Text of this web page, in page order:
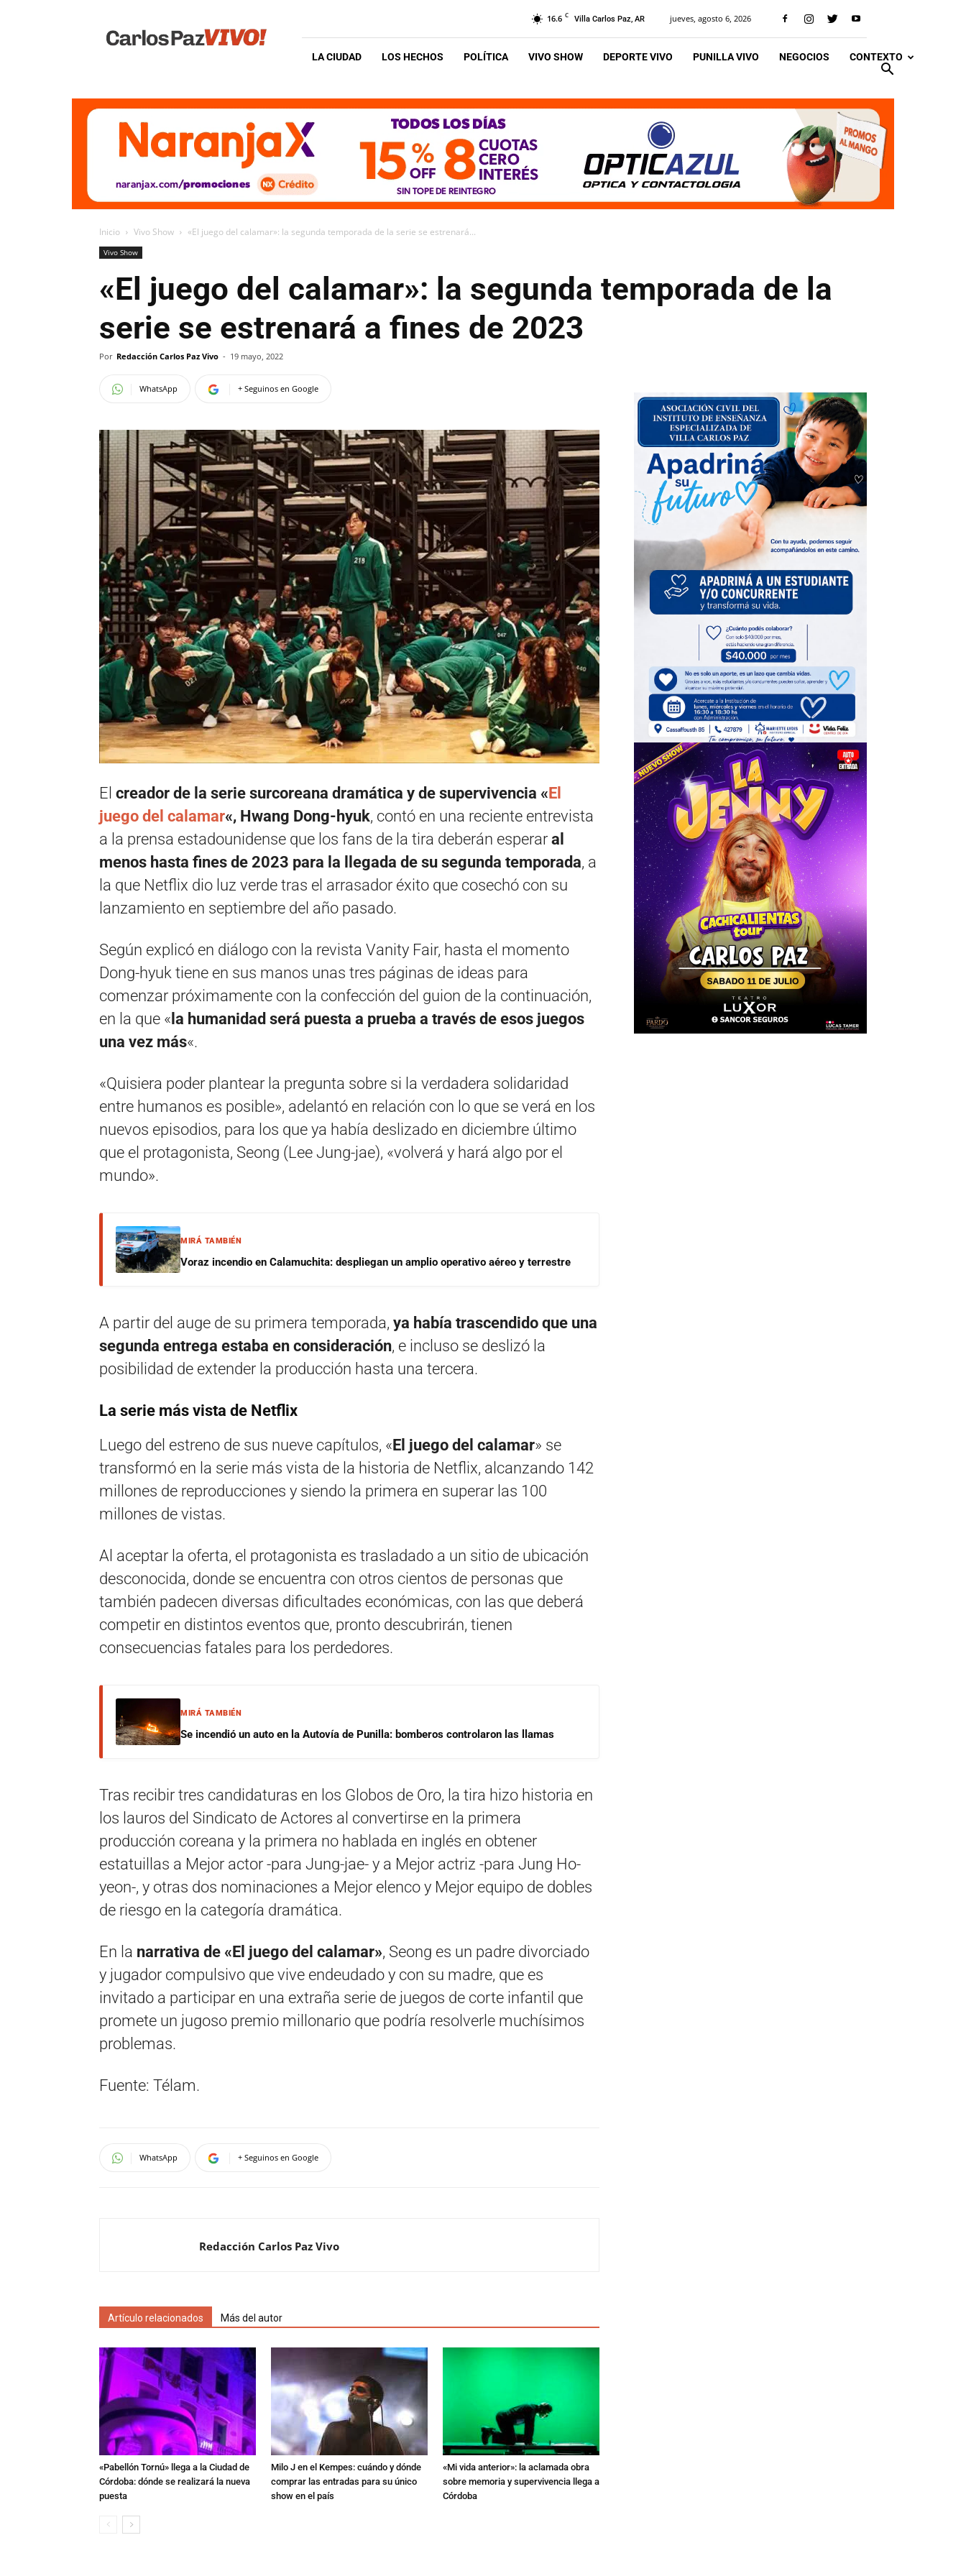
Vivo
16.6 C Villa Carlos Paz, AR jueves, agosto 6, 2026
LA CIUDAD LOS HECHOS POLÍTICA VIVO SHOW DEPORTE VIVO PUNILLA VIVO NEGOCIOS CONTEXTO
Inicio Vivo Show «El juego del calamar»: la segunda temporada de la serie se estrenará...
Vivo Show
«El juego del calamar»: la segunda temporada de la
serie se estrenará a fines de 2023
Por Redacción Carlos Paz Vivo - 19 mayo, 2022
WhatsApp + Seguinos en Google
El creador de la serie surcoreana dramática y de supervivencia «El
juego del calamar«, Hwang Dong-hyuk, contó en una reciente entrevista
a la prensa estadounidense que los fans de la tira deberán esperar al
menos hasta fines de 2023 para la llegada de su segunda temporada, a
la que Netflix dio luz verde tras el arrasador éxito que cosechó con su
lanzamiento en septiembre del año pasado.
Según explicó en diálogo con la revista Vanity Fair, hasta el momento
Dong-hyuk tiene en sus manos unas tres páginas de ideas para
comenzar próximamente con la confección del guion de la continuación,
en la que « la humanidad será puesta a prueba a través de esos juegos
una vez más«.
«Quisiera poder plantear la pregunta sobre si la verdadera solidaridad
entre humanos es posible», adelantó en relación con lo que se verá en los
nuevos episodios, para los que ya había deslizado en diciembre último
que el protagonista, Seong (Lee Jung-jae), «volverá y hará algo por el
mundo».
MIRÁ TAMBIÉN
Voraz incendio en Calamuchita: despliegan un amplio operativo aéreo y terrestre
A partir del auge de su primera temporada, ya había trascendido que una
segunda entrega estaba en consideración, e incluso se deslizó la
posibilidad de extender la producción hasta una tercera.
La serie más vista de Netflix
Luego del estreno de sus nueve capítulos, «El juego del calamar» se
transformó en la serie más vista de la historia de Netflix, alcanzando 142
millones de reproducciones y siendo la primera en superar las 100
millones de vistas.
Al aceptar la oferta, el protagonista es trasladado a un sitio de ubicación
desconocida, donde se encuentra con otros cientos de personas que
también padecen diversas dificultades económicas, con las que deberá
competir en distintos eventos que, pronto descubrirán, tienen
consecuencias fatales para los perdedores.
MIRÁ TAMBIÉN
Se incendió un auto en la Autovía de Punilla: bomberos controlaron las llamas
Tras recibir tres candidaturas en los Globos de Oro, la tira hizo historia en
los lauros del Sindicato de Actores al convertirse en la primera
producción coreana y la primera no hablada en inglés en obtener
estatuillas a Mejor actor -para Jung-jae- y a Mejor actriz -para Jung Ho-
yeon-, y otras dos nominaciones a Mejor elenco y Mejor equipo de dobles
de riesgo en la categoría dramática.
En la narrativa de «El juego del calamar», Seong es un padre divorciado
y jugador compulsivo que vive endeudado y con su madre, que es
invitado a participar en una extraña serie de juegos de corte infantil que
promete un jugoso premio millonario que podría resolverle muchísimos
problemas.
Fuente: Télam.
WhatsApp + Seguinos en Google
Redacción Carlos Paz Vivo
Artículo relacionados Más del autor
«Pabellón Tornú» llega a la Ciudad de
Córdoba: dónde se realizará la nueva
puesta
Milo J en el Kempes: cuándo y dónde
comprar las entradas para su único
show en el país
«Mi vida anterior»: la aclamada obra
sobre memoria y supervivencia llega a
Córdoba